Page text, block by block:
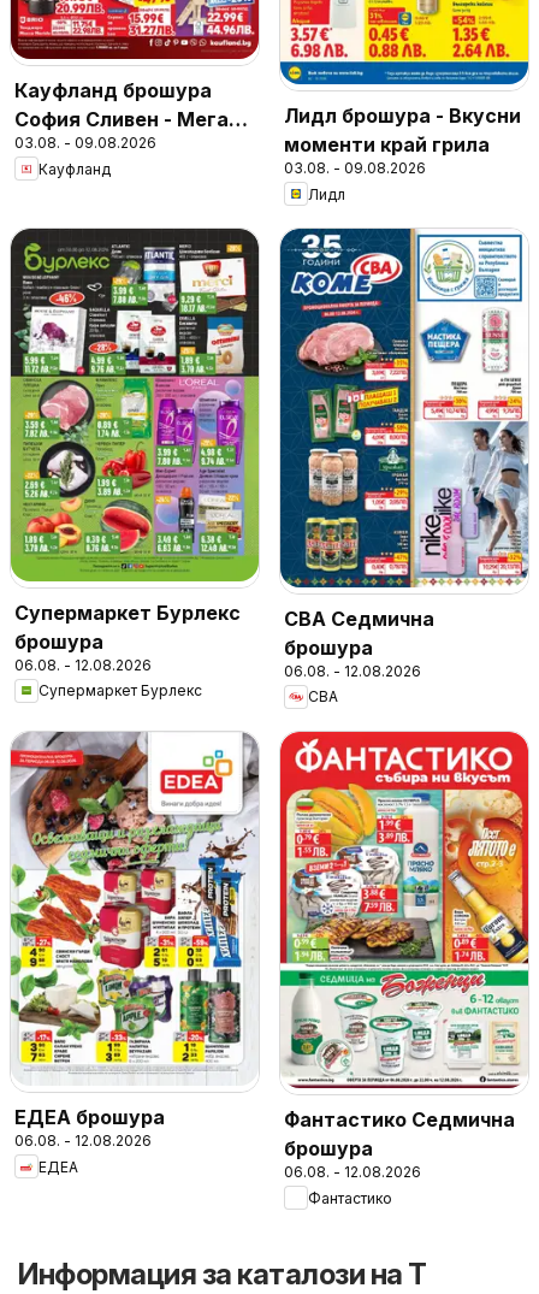
Кауфланд брошура
София Сливен - Мега
оферти
03.08. - 09.08.2026
Кауфланд
Лидл брошура - Вкусни
моменти край грила
03.08. - 09.08.2026
Лидл
Супермаркет Бурлекс
брошура
06.08. - 12.08.2026
Супермаркет Бурлекс
CBA Седмична
брошура
06.08. - 12.08.2026
CBA
ЕДЕА брошура
06.08. - 12.08.2026
ЕДЕА
Фантастико Седмична
брошура
06.08. - 12.08.2026
Фантастико
Информация за каталози на T